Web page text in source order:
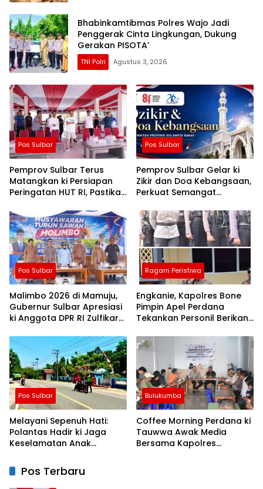
Bhabinkamtibmas Polres Wajo Jadi
Penggerak Cinta Lingkungan, Dukung
Gerakan PISOTA’
TNI Polri Agustus 3, 2026
Pos Sulbar
Pemprov Sulbar Terus
Matangkan ki Persiapan
Peringatan HUT RI, Pastikan
Pos Sulbar
Pemprov Sulbar Gelar ki
Zikir dan Doa Kebangsaan,
Perkuat Semangat
Persatuan
Pos Sulbar
Malimbo 2026 di Mamuju,
Gubernur Sulbar Apresiasi
ki Anggota DPR RI Zulfikar
Dapat Alsintan dan Pupuk
Ragam Peristiwa
Engkanie, Kapolres Bone
Pimpin Apel Perdana
Tekankan Personil Berikan
Pos Sulbar
Melayani Sepenuh Hati:
Polantas Hadir ki Jaga
Keselamatan Anak
Budaya Tertib Sejak Dini
Bulukumba
Coffee Morning Perdana ki
Tauwwa Awak Media
Bersama Kapolres
Pos Terbaru